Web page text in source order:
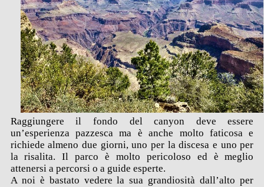
Raggiungere il fondo del canyon deve essere
un’esperienza pazzesca ma è anche molto faticosa e
richiede almeno due giorni, uno per la discesa e uno per
la risalita. Il parco è molto pericoloso ed è meglio
attenersi a percorsi o a guide esperte.
A noi è bastato vedere la sua grandiosità dall’alto per